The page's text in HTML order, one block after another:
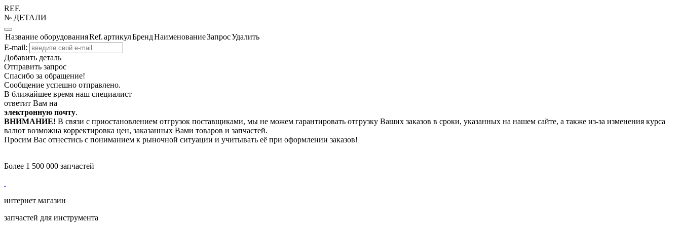
REF.
№ ДЕТАЛИ
Название оборудованияRef.артикулБрендНаименованиеЗапросУдалить
E-mail:
Добавить деталь
Отправить запрос
Спасибо за обращение!
Сообщение успешно отправлено.
В ближайшее время наш специалист
ответит Вам на
электронную почту.
ВНИМАНИЕ! В связи с приостановлением отгрузок поставщиками, мы не можем гарантировать отгрузку Ваших заказов в сроки, указанных на нашем сайте, а также из-за изменения курса
валют возможна корректировка цен, заказанных Вами товаров и запчастей.
Просим Вас отнестись с пониманием к рыночной ситуации и учитывать её при оформлении заказов!
Более 1 500 000 запчастей
интернет магазин
запчастей для инструмента